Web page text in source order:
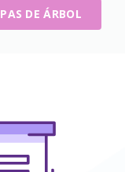
DE ÁRBOL